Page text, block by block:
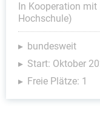
In Kooperation
Hochschule)
bundesweit
Start: Oktober
Freie Plätze: 1